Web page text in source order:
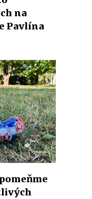
na
Pavlína